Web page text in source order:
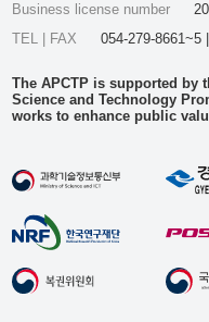
Business license number
TEL | FAX
054-279-8661~5
The APCTP is supported by
Science and Technology
works to enhance public